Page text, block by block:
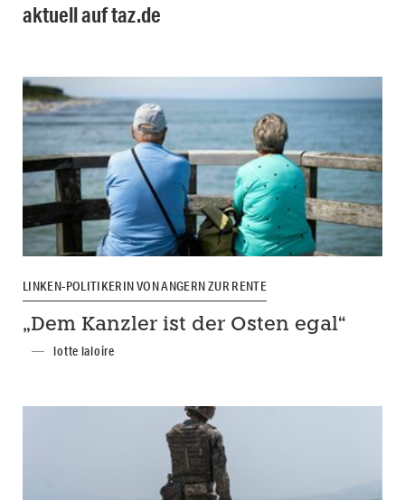
aktuell auf taz.de
LINKEN-POLITIKERIN VON ANGERN ZUR RENTE
„Dem Kanzler ist der Osten egal“
lotte laloire